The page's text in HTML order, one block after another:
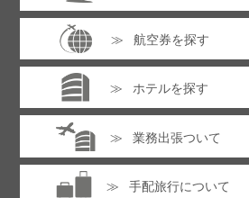
航空券を探す
ホテルを探す
業務出張ついて
手配旅行について